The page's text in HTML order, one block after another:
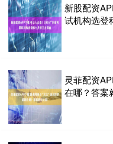
新股配资
试机构选登
灵菲配资
在哪？答案